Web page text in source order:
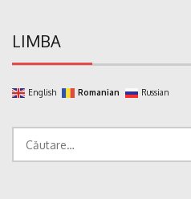
LIMBA
English Romanian Russian